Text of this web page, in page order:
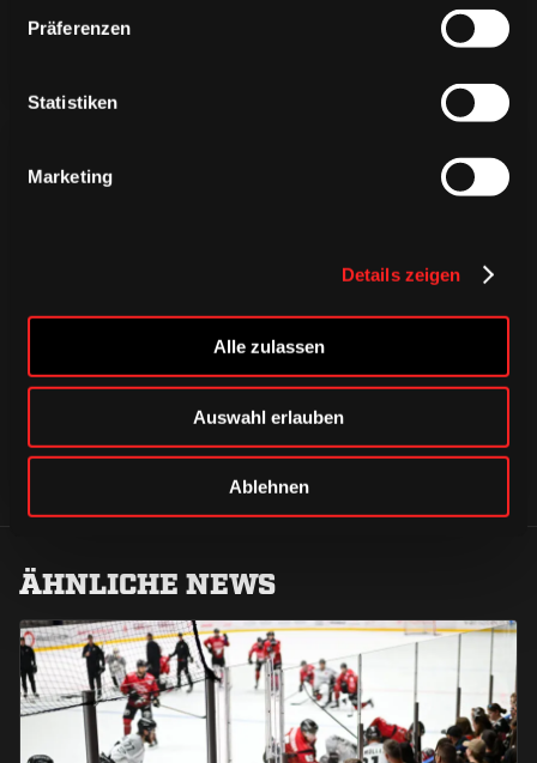
Präferenzen
Statistiken
Marketing
Details zeigen
Alle zulassen
Auswahl erlauben
Ablehnen
CAPS & CO
CAPS & CO
CAPS & CO
ÄHNLICHE NEWS